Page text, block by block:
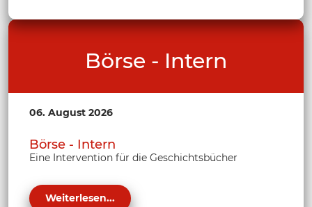
Börse - Intern
06. August 2026
Börse - Intern
Eine Intervention für die Geschichtsbücher
Weiterlesen...